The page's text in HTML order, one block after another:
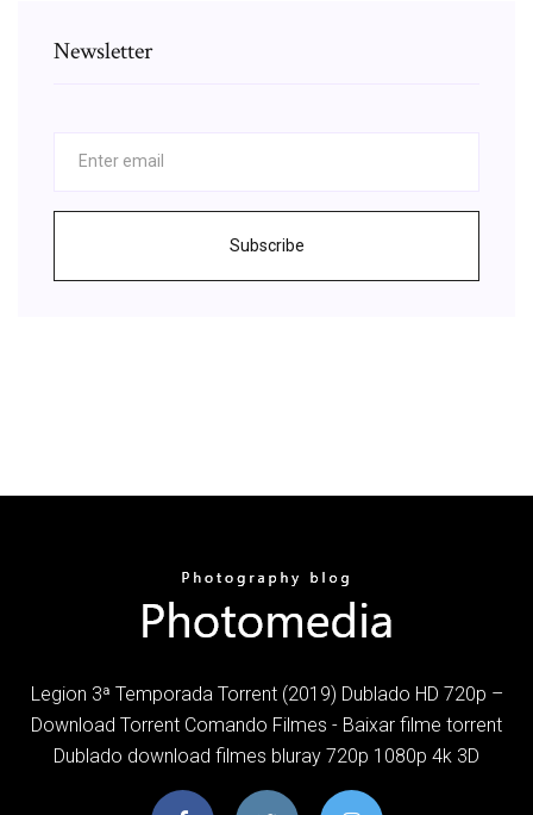
Newsletter
Subscribe
Legion 3ª Temporada Torrent (2019) Dublado HD 720p –
Download Torrent Comando Filmes - Baixar filme torrent
Dublado download filmes bluray 720p 1080p 4k 3D